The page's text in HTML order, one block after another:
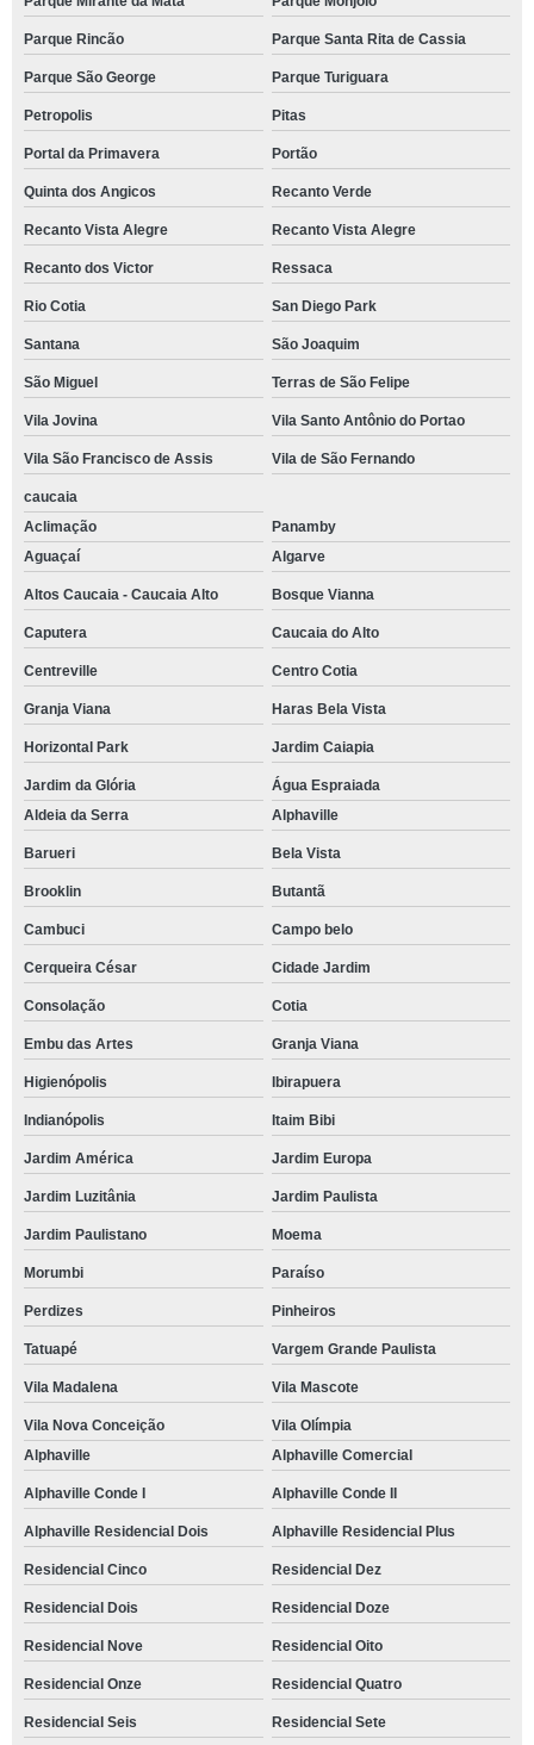
salões de festa para casamento contato Parque Industrial San José
local casamento telefone Jardim Mediterrâneo
reserva de local de festa de casamento Residencial Seis
local casamento contato Cerqueira César
reserva de espaço casamento Haras Bela Vista
reserva de espaço para casamento Jardim Eliane
locais para casamento ao ar livre Jardim Recanto Suave
contato de espaço para cerimônia de casamento Cidade Jardim
espaços para festas de casamento contato Chácara Itaim
espaço para casamento ao ar livre contato Ressaca
local para casamento ao ar livre telefone Chácara Canta Galo
contato de locais para casamento ao ar livre Nakamura Park
espaço para casamento telefone Panamby
contato de espaço para casamento Caucaia do alto
contato de espaço para casamento Morro do Macaco
espaço para casamento ao ar livre Terras de São Felipe
espaço para casamento ao ar livre contato Chácara Pavoeiro
local casamento Parque São George
salões de festa para casamento contato Jardim Caiapia
salões de festa para casamento Morro do Macaco
local para casamento ao ar livre Aldeia da Serra
contato de local de festa de casamento Portão
espaço casamento contato Moema
espaço para casamento ao ar livre Butantã
local para casamento Residencial Sete
reserva de espaço para casamento Jardim Mediterrâneo
local para casamento telefone Itaim Bibi
reserva de local casamento Residencial Seis
local de festa de casamento contato Condominio Granja Colonial
reserva de salão para festa de casamento Residencial Dez
locais para casamento ao ar livre contato Vila de São Fernando
salões de festa para casamento Vila Jovina
locais para casamento ao ar livre telefone Lavapés
contato de salão para festa de casamento Residencial Seis
locais para casamento ao ar livre telefone Itaim Bibi
Parque Rincão Parque Santa Rita de Cassia
Parque São George Parque Turiguara
Petropolis Pitas
Portal da Primavera Portão
Quinta dos Angicos Recanto Verde
Recanto Vista Alegre Recanto Vista Alegre
Recanto dos Victor Ressaca
Rio Cotia San Diego Park
Santana São Joaquim
São Miguel Terras de São Felipe
Vila Jovina Vila Santo Antônio do Portao
Vila São Francisco de Assis Vila de São Fernando
caucaia
Aclimação
Panamby
Aguaçaí
Algarve
Altos Caucaia - Caucaia Alto Bosque Vianna
Caputera Caucaia do Alto
Centreville Centro Cotia
Granja Viana Haras Bela Vista
Horizontal Park Jardim Caiapia
Jardim da Glória
Água Espraiada
Aldeia da Serra
Alphaville
Barueri Bela Vista
Brooklin Butantã
Cambuci Campo belo
Cerqueira César Cidade Jardim
Consolação Cotia
Embu das Artes Granja Viana
Higienópolis Ibirapuera
Indianópolis Itaim Bibi
Jardim América Jardim Europa
Jardim Luzitânia Jardim Paulista
Jardim Paulistano Moema
Morumbi Paraíso
Perdizes Pinheiros
Tatuapé Vargem Grande Paulista
Vila Madalena Vila Mascote
Vila Nova Conceição
Vila Olímpia
Alphaville
Alphaville Comercial
Alphaville Conde I Alphaville Conde II
Alphaville Residencial Dois Alphaville Residencial Plus
Residencial Cinco Residencial Dez
Residencial Dois Residencial Doze
Residencial Nove Residencial Oito
Residencial Onze Residencial Quatro
Residencial Seis Residencial Sete